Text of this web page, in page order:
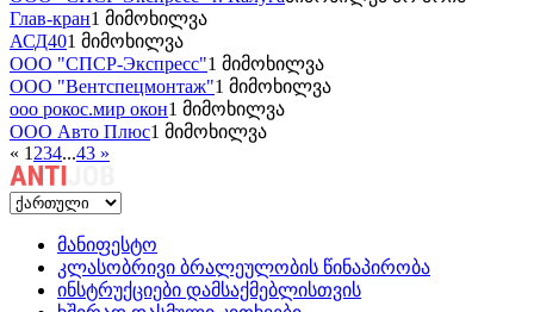
Глав-кран1 მიმოხილვა
АСД401 მიმოხილვა
ООО "СПСР-Экспресс"1 მიმოხილვა
ООО "Вентспецмонтаж"1 მიმოხილვა
ооо рокос.мир окон1 მიმოხილვა
ООО Авто Плюс1 მიმოხილვა
« 1 234...43 »
მანიფესტო
კლასობრივი ბრალეულობის წინაპირობა
ინსტრუქციები დამსაქმებლისთვის